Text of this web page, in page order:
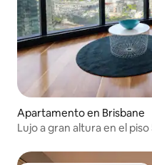
Apartamento en Brisbane
Lujo a gran altura en el